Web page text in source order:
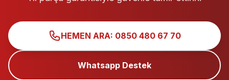
HEMEN ARA: 0850 480 67 70
Whatsapp Destek